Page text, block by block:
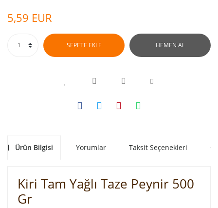
5,59 EUR
SEPETE EKLE HEMEN AL
Ürün Bilgisi Yorumlar Taksit Seçenekleri
Kiri Tam Yağlı Taze Peynir 500
Gr